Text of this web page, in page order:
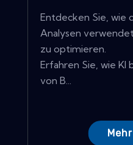
Entdecken Sie, wie
Analysen
zu optimieren.
Erfahren Sie, wie KI
von B...